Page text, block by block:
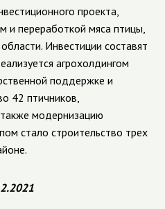
проекта,
и переработкой мяса птицы,
Инвестиции составят
агрохолдингом
поддержке и
42 птичников,
модернизацию
стало строительство трех